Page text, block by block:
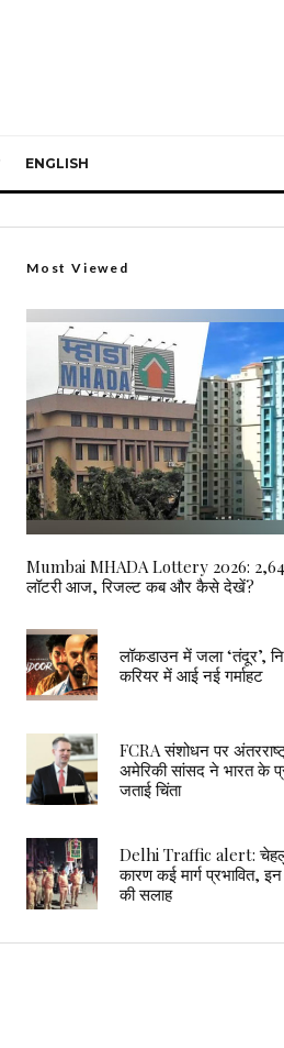
ENGLISH
Most Viewed
Mumbai MHADA Lottery 2026:
लॉटरी आज, रिजल्ट कब और कैसे देखें?
लॉकडाउन में जला ‘तंदूर’,
करियर में आई नई गर्माहट
FCRA संशोधन पर
अमेरिकी सांसद ने भारत के
जताई चिंता
Delhi Traffic alert:
कारण कई मार्ग प्रभावित,
की सलाह